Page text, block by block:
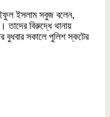
ইসলাম সবুজ বলেন,
বিরুদ্ধে থানায়
বুধবার সকালে পুলিশ স্কটের